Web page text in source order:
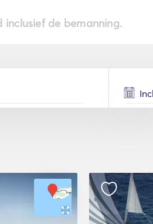
inclusief de bemanning.